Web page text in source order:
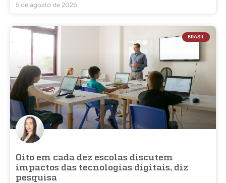
5 de agosto de 2026
BRASIL
Oito em cada dez escolas discutem
impactos das tecnologias digitais, diz
pesquisa